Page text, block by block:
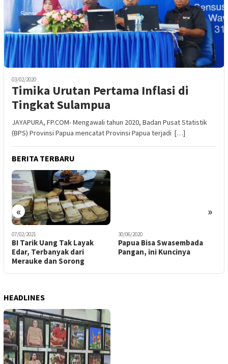
03/02/2020
Timika Urutan Pertama Inflasi di
Tingkat Sulampua
JAYAPURA, FP.COM- Mengawali tahun 2020, Badan Pusat Statistik
(BPS) Provinsi Papua mencatat Provinsi Papua terjadi […]
BERITA TERBARU
« »
07/02/2021
BI Tarik Uang Tak Layak
Edar, Terbanyak dari
Merauke dan Sorong
30/06/2020
Papua Bisa Swasembada
Pangan, ini Kuncinya
HEADLINES